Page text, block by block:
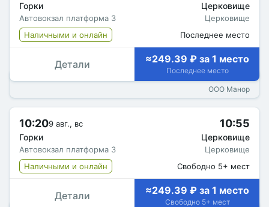
Горки
Автовокзал платформа 3
Церковище
Церковище
Наличными и онлайн
Последнее место
Детали ≈249.39 ₽ за 1 место
Последнее место
ООО Манор
10:209 авг., вс
Горки
Автовокзал платформа 3
10:55
Церковище
Церковище
Наличными и онлайн
Свободно 5+ мест
Детали ≈249.39 ₽ за 1 место
Свободно 5+ мест